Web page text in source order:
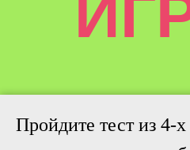
Пройдите тест из 4-